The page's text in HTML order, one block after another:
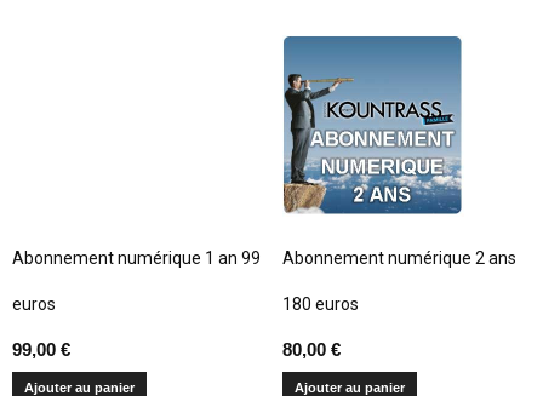
Abonnement numérique 1 an 99
euros
99,00 €
Ajouter au panier
Abonnement numérique 2 ans
180 euros
80,00 €
Ajouter au panier